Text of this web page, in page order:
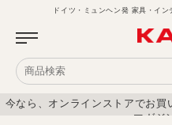
ドイツ・ミュンヘン発 家具・イ
今なら、オンラインストアでお
マガジ